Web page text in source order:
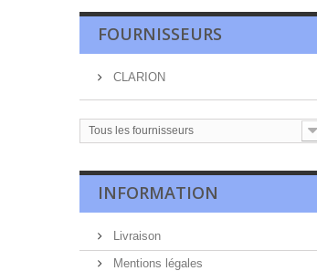
FOURNISSEURS
CLARION
Tous les fournisseurs
INFORMATION
Livraison
Mentions légales